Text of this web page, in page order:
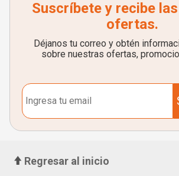
Suscríbete y recibe
ofertas.
Déjanos tu correo y obtén
sobre nuestras ofertas,
Regresar al inicio